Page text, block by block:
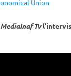
Union
MediaInaf Tv